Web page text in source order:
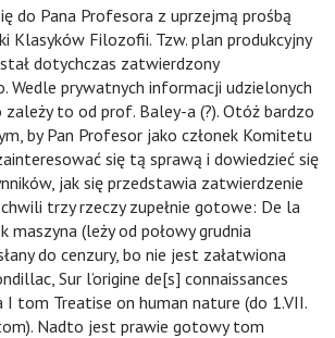
do Pana Profesora z uprzejmą prośbą
Klasyków Filozofii. Tzw. plan produkcyjny
dotychczas zatwierdzony
Wedle prywatnych informacji udzielonych
zależy to od prof. Baley-a (?). Otóż bardzo
by Pan Profesor jako członek Komitetu
się tą sprawą i dowiedzieć się
jak się przedstawia zatwierdzenie
trzy rzeczy zupełnie gotowe: De la
maszyna (leży od połowy grudnia
do cenzury, bo nie jest załatwiona
Sur l’origine de[s] connaissances
I tom Treatise on human nature (do 1.VII.
Nadto jest prawie gotowy tom